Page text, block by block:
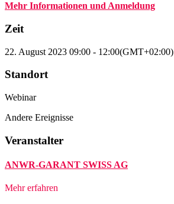
Mehr Informationen und Anmeldung
Zeit
22. August 2023 09:00 - 12:00(GMT+02:00)
Standort
Webinar
Andere Ereignisse
Veranstalter
ANWR-GARANT SWISS AG
Mehr erfahren